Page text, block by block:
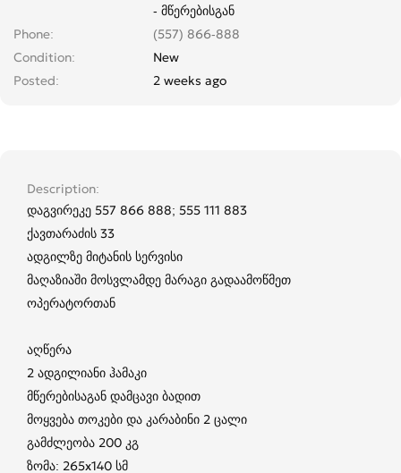
- მწერებისგან
Phone
(557) 866-888
Condition
New
Posted
2 weeks ago
Description
დაგვირეკე 557 866 888; 555 111 883
ქავთარაძის 33
ადგილზე მიტანის სერვისი
მაღაზიაში მოსვლამდე მარაგი გადაამოწმეთ
ოპერატორთან
აღწერა
2 ადგილიანი ჰამაკი
მწერებისაგან დამცავი ბადით
მოყვება თოკები და კარაბინი 2 ცალი
გამძლეობა 200 კგ
ზომა: 265x140 სმ